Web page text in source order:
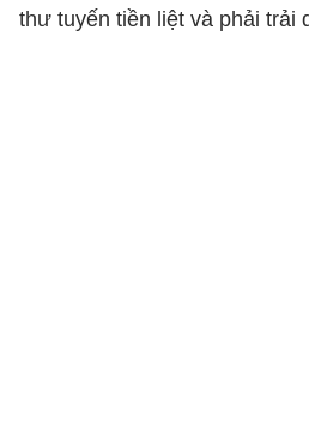
thư tuyến tiền liệt và phải trải